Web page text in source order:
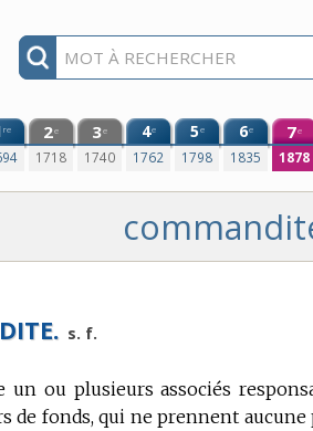
re 2e
1718
3e
1740
4e
1762
5e
1798
6e
1835
7e
1878
s. f.
un ou plusieurs associés
de fonds, qui ne prennent